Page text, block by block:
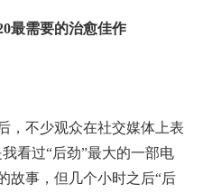
最需要的治愈佳作
，不少观众在社交媒体上表
看过“后劲”最大的一部电
故事，但几个小时之后“后